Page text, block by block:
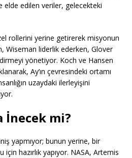
elde edilen veriler, gelecekteki
rollerini yerine getirerek misyonun
Wiseman liderlik ederken, Glover
yönetiyor. Koch ve Hansen
Ay’ın çevresindeki ortamı
uzaydaki ilerleyişini
İnecek mi?
yapmıyor; bunun yerine, bir
hazırlık yapıyor. NASA, Artemis